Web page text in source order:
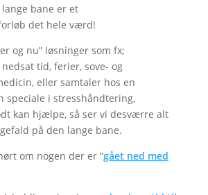
bane er et
det hele værd!
og nu” løsninger som fx;
tid, ferier, sove- og
eller samtaler hos en
speciale i stresshåndtering,
kan hjælpe, så ser vi desværre alt
på den lange bane.
om nogen der er ”gået ned med